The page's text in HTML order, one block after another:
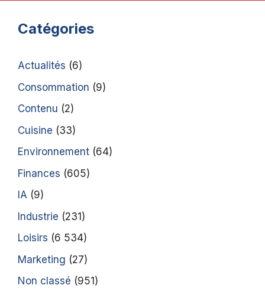
Catégories
Actualités (6)
Consommation (9)
Contenu (2)
Cuisine (33)
Environnement (64)
Finances (605)
IA (9)
Industrie (231)
Loisirs (6 534)
Marketing (27)
Non classé (951)